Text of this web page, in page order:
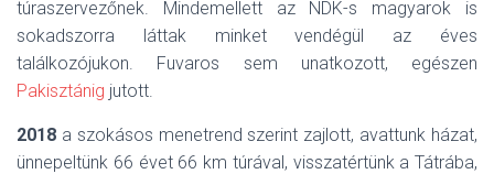
túraszervezőnek. Mindemellett az NDK-s magyarok is
sokadszorra láttak minket vendégül az éves
találkozójukon. Fuvaros sem unatkozott, egészen
Pakisztánig jutott.
2018 a szokásos menetrend szerint zajlott, avattunk házat,
ünnepeltünk 66 évet 66 km túrával, visszatértünk a Tátrába,